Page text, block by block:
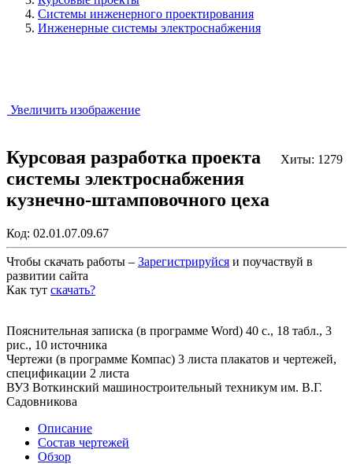
Системы инженерного проектирования
Инженерные системы электроснабжения
Увеличить изображение
Хиты: 1279
Курсовая разработка проекта
системы электроснабжения
кузнечно-штамповочного цеха
Код: 02.01.07.09.67
Чтобы скачать работы – Зарегистрируйся и поучаствуй в
развитии сайта
Как тут скачать?
Пояснительная записка (в программе Word) 40 с., 18 табл., 3
рис., 10 источника
Чертежи (в программе Компас) 3 листа плакатов и чертежей,
спецификации 2 листа
ВУЗ Воткинский машиностроительный техникум им. В.Г.
Садовникова
Описание
Состав чертежей
Обзор